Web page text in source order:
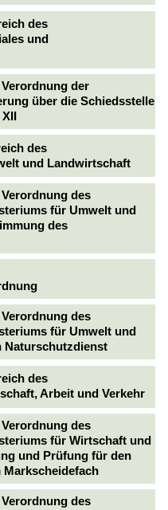
des
und
der
über die Schiedsstelle
des
und Landwirtschaft
des
für Umwelt und
des
des
für Umwelt und
Naturschutzdienst
des
Arbeit und Verkehr
des
für Wirtschaft und
und Prüfung für den
Markscheidefach
des